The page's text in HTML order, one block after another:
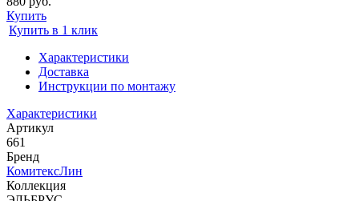
Купить
Купить в 1 клик
Характеристики
Доставка
Инструкции по монтажу
Характеристики
Артикул
661
Бренд
КомитексЛин
Коллекция